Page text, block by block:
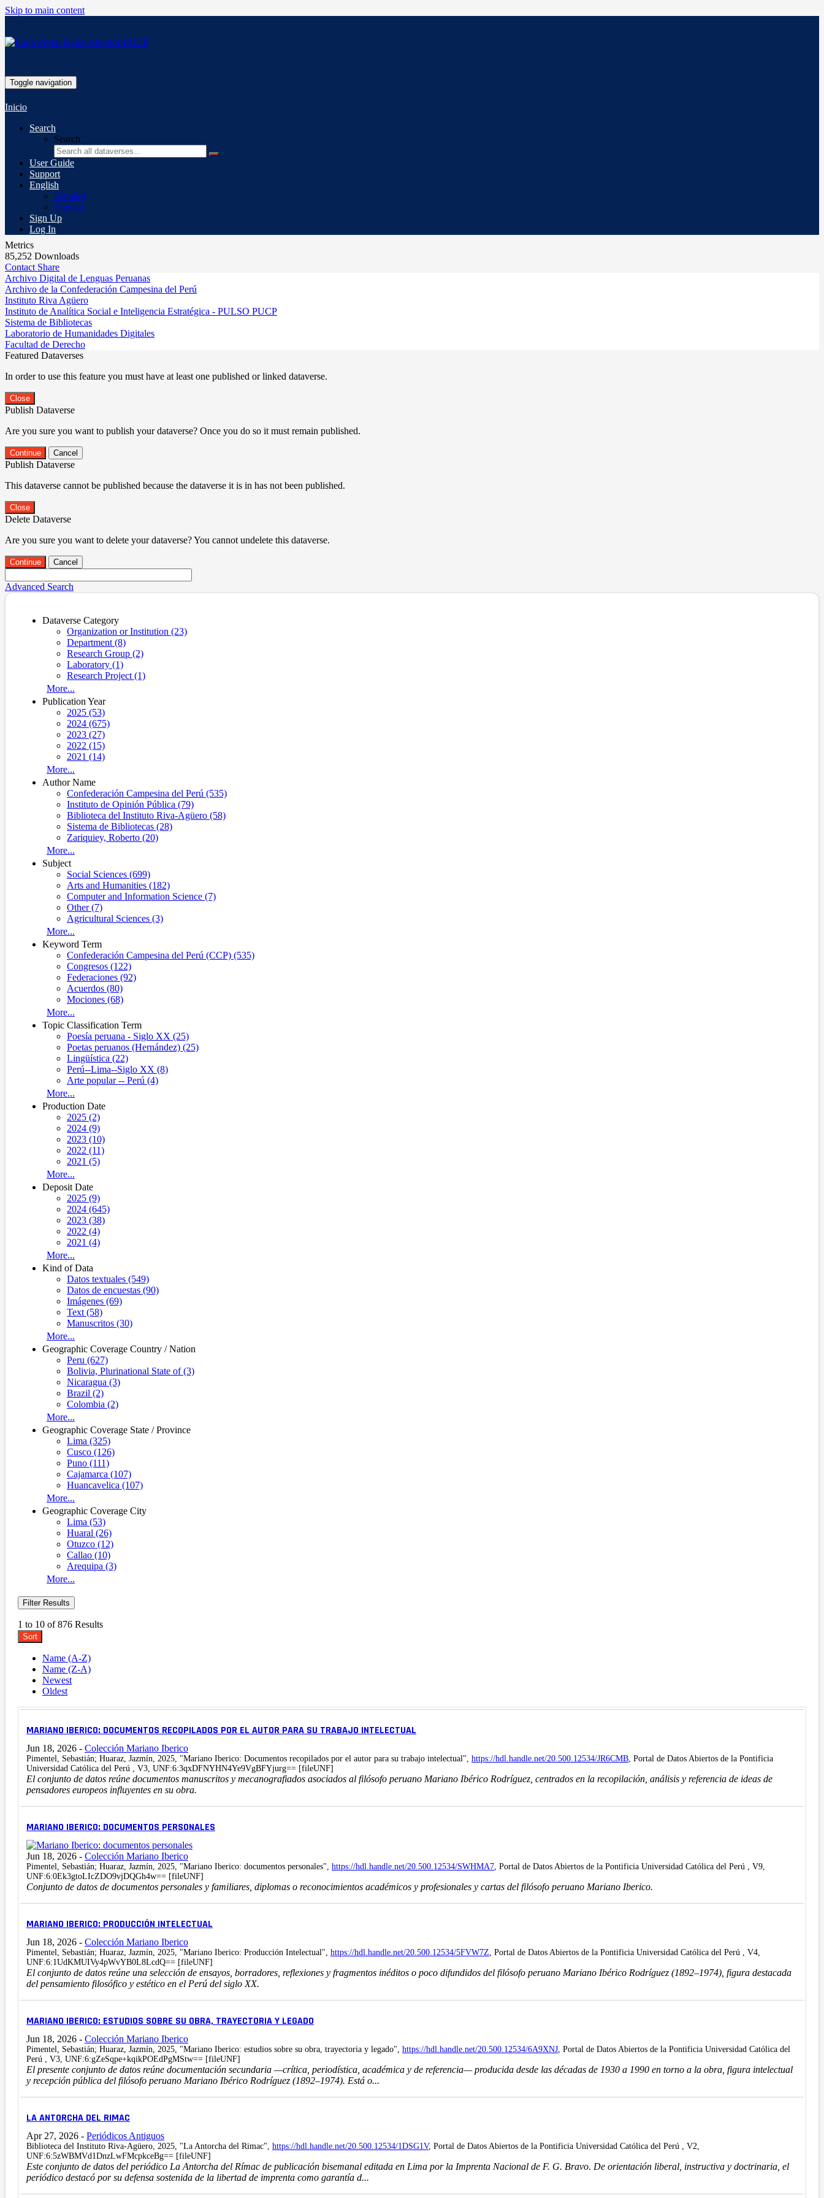
Skip to main content
Toggle navigation
Inicio
Search
Search
User Guide
Support
English
Español
English
Sign Up
Log In
Metrics
85,252 Downloads
Contact Share
Archivo Digital de Lenguas Peruanas
Archivo de la Confederación Campesina del Perú
Instituto Riva Agüero
Instituto de Analítica Social e Inteligencia Estratégica - PULSO PUCP
Sistema de Bibliotecas
Laboratorio de Humanidades Digitales
Facultad de Derecho
Featured Dataverses
In order to use this feature you must have at least one published or linked dataverse.
Close
Publish Dataverse
Are you sure you want to publish your dataverse? Once you do so it must remain published.
Continue Cancel
Publish Dataverse
This dataverse cannot be published because the dataverse it is in has not been published.
Close
Delete Dataverse
Are you sure you want to delete your dataverse? You cannot undelete this dataverse.
Continue Cancel
Advanced Search
Dataverse Category
Organization or Institution (23)
Department (8)
Research Group (2)
Laboratory (1)
Research Project (1)
More...
Publication Year
2025 (53)
2024 (675)
2023 (27)
2022 (15)
2021 (14)
More...
Author Name
Confederación Campesina del Perú (535)
Instituto de Opinión Pública (79)
Biblioteca del Instituto Riva-Agüero (58)
Sistema de Bibliotecas (28)
Zariquiey, Roberto (20)
More...
Subject
Social Sciences (699)
Arts and Humanities (182)
Computer and Information Science (7)
Other (7)
Agricultural Sciences (3)
More...
Keyword Term
Confederación Campesina del Perú (CCP) (535)
Congresos (122)
Federaciones (92)
Acuerdos (80)
Mociones (68)
More...
Topic Classification Term
Poesía peruana - Siglo XX (25)
Poetas peruanos (Hernández) (25)
Lingüística (22)
Perú--Lima--Siglo XX (8)
Arte popular -- Perú (4)
More...
Production Date
2025 (2)
2024 (9)
2023 (10)
2022 (11)
2021 (5)
More...
Deposit Date
2025 (9)
2024 (645)
2023 (38)
2022 (4)
2021 (4)
More...
Kind of Data
Datos textuales (549)
Datos de encuestas (90)
Imágenes (69)
Text (58)
Manuscritos (30)
More...
Geographic Coverage Country / Nation
Peru (627)
Bolivia, Plurinational State of (3)
Nicaragua (3)
Brazil (2)
Colombia (2)
More...
Geographic Coverage State / Province
Lima (325)
Cusco (126)
Puno (111)
Cajamarca (107)
Huancavelica (107)
More...
Geographic Coverage City
Lima (53)
Huaral (26)
Otuzco (12)
Callao (10)
Arequipa (3)
More...
Filter Results
1 to 10 of 876 Results
Sort
Name (A-Z)
Name (Z-A)
Newest
Oldest
MARIANO IBERICO: DOCUMENTOS RECOPILADOS POR EL AUTOR PARA SU TRABAJO INTELECTUAL
Jun 18, 2026 - Colección Mariano Iberico
Pimentel, Sebastián; Huaraz, Jazmín, 2025, "Mariano Iberico: Documentos recopilados por el autor para su trabajo intelectual", https://hdl.handle.net/20.500.12534/JR6CMB, Portal de Datos Abiertos de la Pontificia
Universidad Católica del Perú , V3, UNF:6:3qxDFNYHN4Ye9VgBFYjurg== [fileUNF]
El conjunto de datos reúne documentos manuscritos y mecanografiados asociados al filósofo peruano Mariano Ibérico Rodríguez, centrados en la recopilación, análisis y referencia de ideas de
pensadores europeos influyentes en su obra.
MARIANO IBERICO: DOCUMENTOS PERSONALES
Jun 18, 2026 - Colección Mariano Iberico
Pimentel, Sebastián; Huaraz, Jazmín, 2025, "Mariano Iberico: documentos personales", https://hdl.handle.net/20.500.12534/SWHMA7, Portal de Datos Abiertos de la Pontificia Universidad Católica del Perú , V9,
UNF:6:0Ek3gtoLIcZDO9vjDQGh4w== [fileUNF]
Conjunto de datos de documentos personales y familiares, diplomas o reconocimientos académicos y profesionales y cartas del filósofo peruano Mariano Iberico.
MARIANO IBERICO: PRODUCCIÓN INTELECTUAL
Jun 18, 2026 - Colección Mariano Iberico
Pimentel, Sebastián; Huaraz, Jazmín, 2025, "Mariano Iberico: Producción Intelectual", https://hdl.handle.net/20.500.12534/5FVW7Z, Portal de Datos Abiertos de la Pontificia Universidad Católica del Perú , V4,
UNF:6:1UdKMUIVy4pWvYB0L8LcdQ== [fileUNF]
El conjunto de datos reúne una selección de ensayos, borradores, reflexiones y fragmentos inéditos o poco difundidos del filósofo peruano Mariano Ibérico Rodríguez (1892–1974), figura destacada
del pensamiento filosófico y estético en el Perú del siglo XX.
MARIANO IBERICO: ESTUDIOS SOBRE SU OBRA, TRAYECTORIA Y LEGADO
Jun 18, 2026 - Colección Mariano Iberico
Pimentel, Sebastián; Huaraz, Jazmín, 2025, "Mariano Iberico: estudios sobre su obra, trayectoria y legado", https://hdl.handle.net/20.500.12534/6A9XNJ, Portal de Datos Abiertos de la Pontificia Universidad Católica del
Perú , V3, UNF:6:gZeSqpe+kqikPOEdPgMStw== [fileUNF]
El presente conjunto de datos reúne documentación secundaria —crítica, periodística, académica y de referencia— producida desde las décadas de 1930 a 1990 en torno a la obra, figura intelectual
y recepción pública del filósofo peruano Mariano Ibérico Rodríguez (1892–1974). Está o...
LA ANTORCHA DEL RIMAC
Apr 27, 2026 - Periódicos Antiguos
Biblioteca del Instituto Riva-Agüero, 2025, "La Antorcha del Rimac", https://hdl.handle.net/20.500.12534/1DSG1V, Portal de Datos Abiertos de la Pontificia Universidad Católica del Perú , V2,
UNF:6:5zWBMVd1DnzLwFMcpkceBg== [fileUNF]
Este conjunto de datos del periódico La Antorcha del Rímac de publicación bisemanal editada en Lima por la Imprenta Nacional de F. G. Bravo. De orientación liberal, instructiva y doctrinaria, el
periódico destacó por su defensa sostenida de la libertad de imprenta como garantía d...